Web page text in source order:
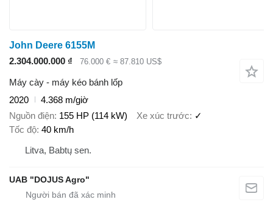
John Deere 6155M
2.304.000.000 ₫
76.000 € ≈ 87.810 US$
Máy cày - máy kéo bánh lốp
2020
4.368 m/giờ
Nguồn điện 155 HP (114 kW) Xe xúc trước
✓
Tốc độ 40 km/h
Litva, Babtų sen.
UAB "DOJUS Agro"